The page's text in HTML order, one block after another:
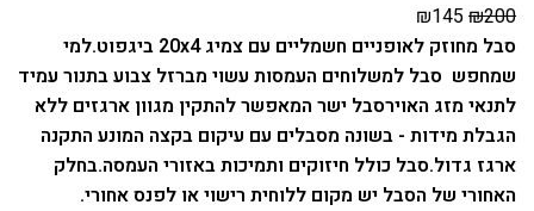
₪200
₪145
סבל מחוזק לאופניים חשמליים עם צמיג 20x4 ביגפוט.
למי
שמחפש סבל למשלוחים העמסות עשוי מברזל צבוע בתנור עמיד
לתנאי מזג האוירסבל ישר המאפשר להתקין מגוון ארגזים ללא
הגבלת מידות - בשונה מסבלים עם עיקום בקצה המונע התקנה
ארגז גדול.סבל כולל חיזוקים ותמיכות באזורי העמסה.בחלק
האחורי של הסבל יש מקום ללוחית רישוי או לפנס אחורי.